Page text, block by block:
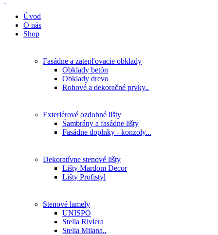
Úvod
O nás
Shop
Fasádne a zatepľovacie obklady
Obklady betón
Obklady drevo
Rohové a dekoračné prvky..
Exteriérové ozdobné lišty
Šambrány a fasádne lišty
Fasádne doplnky - konzoly...
Dekoratívne stenové lišty
Lišty Mardom Decor
Lišty Profistyl
Stenové lamely
UNISPO
Stella Riviera
Stella Milana..